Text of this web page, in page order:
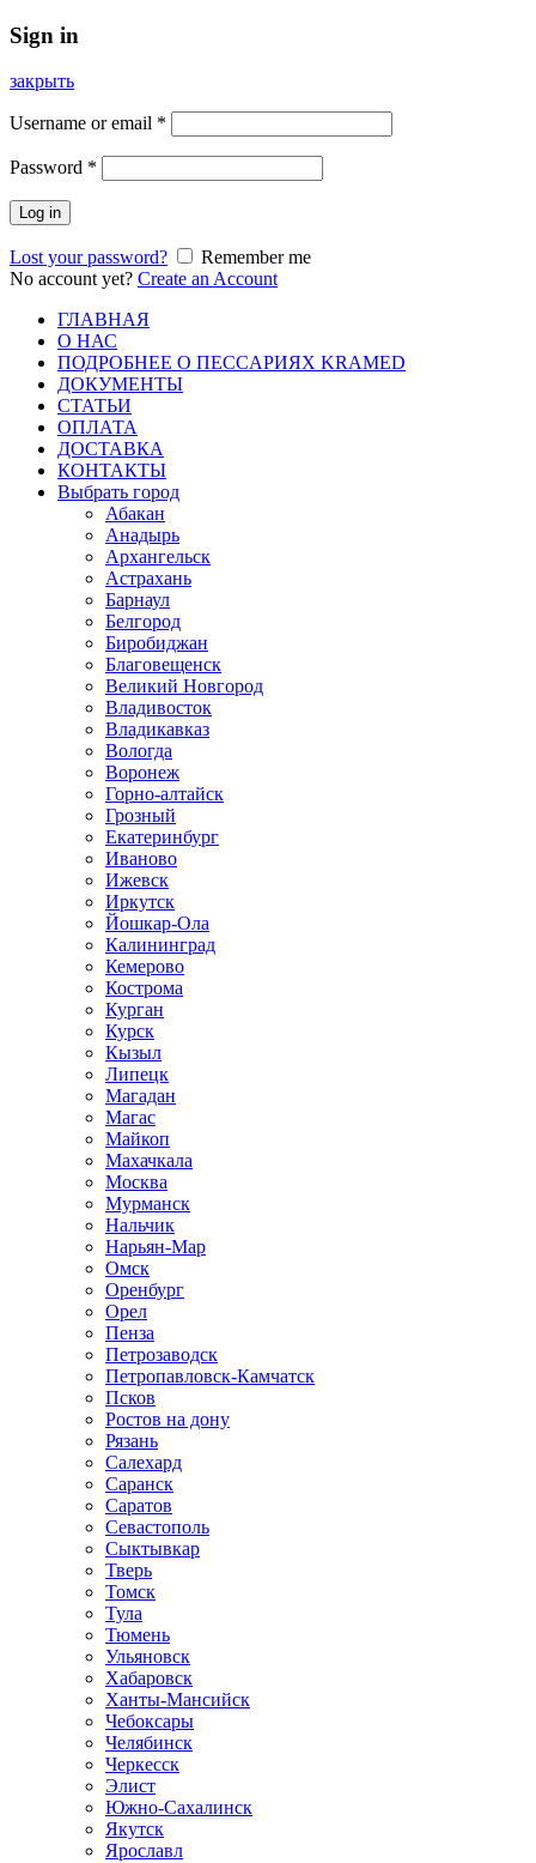
Sign in
закрыть
Username or email *
Password *
Log in
Lost your password?
Remember me
No account yet? Create an Account
ГЛАВНАЯ
О НАС
ПОДРОБНЕЕ О ПEСCАРИЯХ KRAMED
ДОКУМЕНТЫ
СТАТЬИ
ОПЛАТА
ДОСТАВКА
КОНТАКТЫ
Выбрать город
Абакан
Анадырь
Архангельск
Астрахань
Барнаул
Белгород
Биробиджан
Благовещенск
Великий Новгород
Владивосток
Владикавказ
Вологда
Воронеж
Горно-алтайск
Грозный
Екатеринбург
Иваново
Ижевск
Иркутск
Йошкар-Ола
Калининград
Кемерово
Кострома
Курган
Курск
Кызыл
Липецк
Магадан
Магас
Майкоп
Махачкала
Москва
Мурманск
Нальчик
Нарьян-Мар
Омск
Оренбург
Орел
Пенза
Петрозаводск
Петропавловск-Камчатск
Псков
Ростов на дону
Рязань
Салехард
Саранск
Саратов
Севастополь
Сыктывкар
Тверь
Томск
Тула
Тюмень
Ульяновск
Хабаровск
Ханты-Мансийск
Чебоксары
Челябинск
Черкесск
Элист
Южно-Сахалинск
Якутск
Ярославл